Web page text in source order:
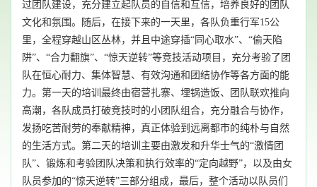
过团队建设， 充分建立起 队员的自信和互信，培养良好的团队
文化和氛围 。随后，在接下来的一天里，各队负重行军15公
里，全程穿越山区丛林，并且中途穿插“同心取水”、 “偷天陷
阱”、“合力翻旗”、“惊天逆转”等竞技活动项目 ，充分考验了团
队在恒心耐力、集体智慧、有效沟通和团结协作等各方面的能
力。第一天的培训最终由宿营扎寨、埋锅造饭、团队联欢推向
高潮，各队成员打破竞技时的小团队组合，充分融合与协作，
发扬吃苦耐劳的奉献精神，真正体验到远离都市的纯朴与自然
的生活方式。第二天的培训主要由激发和升华士气的“激情团
队”、锻炼和考验团队决策和执行效率的“定向越野”，以及由女
队员参加的“惊天逆转”三部分组成，最后，整个活动以队员们